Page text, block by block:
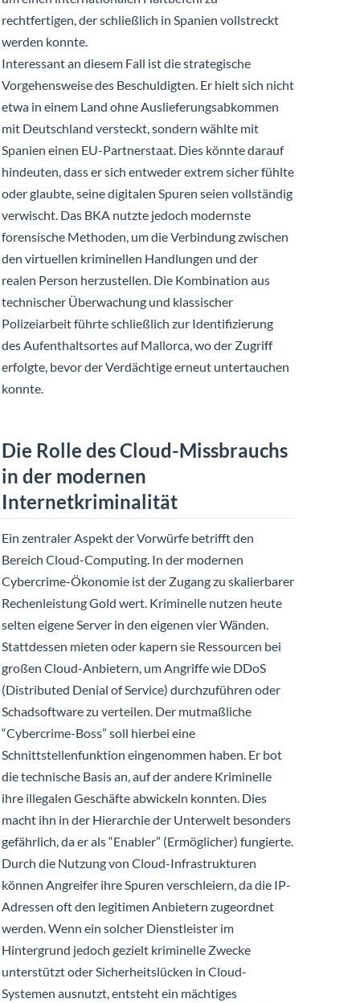
rechtfertigen, der schließlich in Spanien vollstreckt
werden konnte.
Interessant an diesem Fall ist die strategische
Vorgehensweise des Beschuldigten. Er hielt sich nicht
etwa in einem Land ohne Auslieferungsabkommen
mit Deutschland versteckt, sondern wählte mit
Spanien einen EU-Partnerstaat. Dies könnte darauf
hindeuten, dass er sich entweder extrem sicher fühlte
oder glaubte, seine digitalen Spuren seien vollständig
verwischt. Das BKA nutzte jedoch modernste
forensische Methoden, um die Verbindung zwischen
den virtuellen kriminellen Handlungen und der
realen Person herzustellen. Die Kombination aus
technischer Überwachung und klassischer
Polizeiarbeit führte schließlich zur Identifizierung
des Aufenthaltsortes auf Mallorca, wo der Zugriff
erfolgte, bevor der Verdächtige erneut untertauchen
konnte.
Die Rolle des Cloud-Missbrauchs
in der modernen
Internetkriminalität
Ein zentraler Aspekt der Vorwürfe betrifft den
Bereich Cloud-Computing. In der modernen
Cybercrime-Ökonomie ist der Zugang zu skalierbarer
Rechenleistung Gold wert. Kriminelle nutzen heute
selten eigene Server in den eigenen vier Wänden.
Stattdessen mieten oder kapern sie Ressourcen bei
großen Cloud-Anbietern, um Angriffe wie DDoS
(Distributed Denial of Service) durchzuführen oder
Schadsoftware zu verteilen. Der mutmaßliche
“Cybercrime-Boss” soll hierbei eine
Schnittstellenfunktion eingenommen haben. Er bot
die technische Basis an, auf der andere Kriminelle
ihre illegalen Geschäfte abwickeln konnten. Dies
macht ihn in der Hierarchie der Unterwelt besonders
gefährlich, da er als “Enabler” (Ermöglicher) fungierte.
Durch die Nutzung von Cloud-Infrastrukturen
können Angreifer ihre Spuren verschleiern, da die IP-
Adressen oft den legitimen Anbietern zugeordnet
werden. Wenn ein solcher Dienstleister im
Hintergrund jedoch gezielt kriminelle Zwecke
unterstützt oder Sicherheitslücken in Cloud-
Systemen ausnutzt, entsteht ein mächtiges